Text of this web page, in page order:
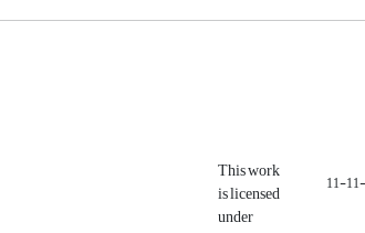
This work
is licensed
under